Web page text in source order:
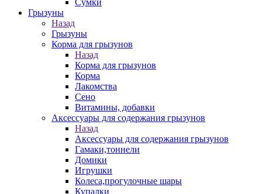
Сумки
Грызуны
Назад
Грызуны
Корма для грызунов
Назад
Корма для грызунов
Корма
Лакомства
Сено
Витамины, добавки
Аксессуары для содержания грызунов
Назад
Аксессуары для содержания грызунов
Гамаки,тоннели
Домики
Игрушки
Колеса,прогулочные шары
Купалки